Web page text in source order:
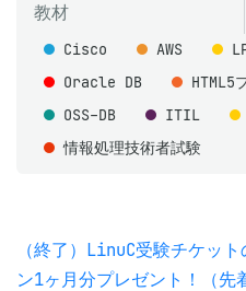
教材
Cisco AWS
Oracle DB
HTML5
OSS-DB
ITIL
情報処理技術者試験
（終了）LinuC受験チケッ
ン1ヶ月分プレゼント！（先